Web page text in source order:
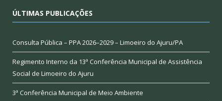
ÚLTIMAS PUBLICAÇÕES
Consulta Pública – PPA 2026–2029 – Limoeiro do Ajuru/PA
Regimento Interno da 13ª Conferência Municipal de Assistência
Social de Limoeiro do Ajuru
3ª Conferência Municipal de Meio Ambiente